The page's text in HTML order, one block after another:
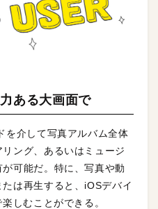
ある大画面で
を介して写真アルバム全体
ング、あるいはミュージ
可能だ。特に、写真や動
は再生すると、iOSデバイ
しむことができる。